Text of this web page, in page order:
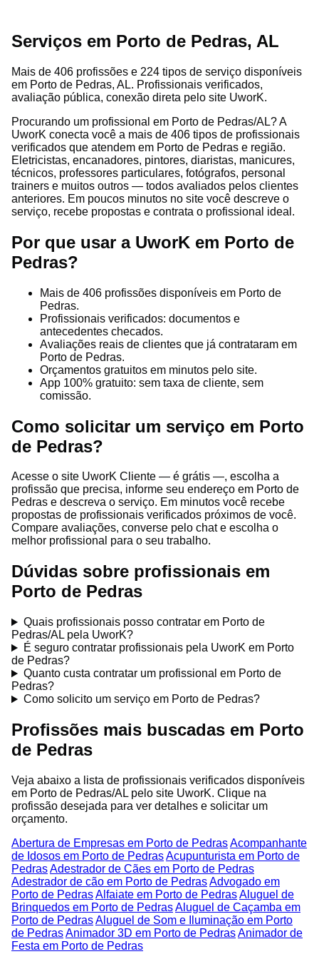
Serviços em Porto de Pedras, AL
Mais de 406 profissões e 224 tipos de serviço disponíveis
em Porto de Pedras, AL. Profissionais verificados,
avaliação pública, conexão direta pelo site UworK.
Procurando um profissional em Porto de Pedras/AL? A
UworK conecta você a mais de 406 tipos de profissionais
verificados que atendem em Porto de Pedras e região.
Eletricistas, encanadores, pintores, diaristas, manicures,
técnicos, professores particulares, fotógrafos, personal
trainers e muitos outros — todos avaliados pelos clientes
anteriores. Em poucos minutos no site você descreve o
serviço, recebe propostas e contrata o profissional ideal.
Por que usar a UworK em Porto de
Pedras?
Mais de 406 profissões disponíveis em Porto de
Pedras.
Profissionais verificados: documentos e
antecedentes checados.
Avaliações reais de clientes que já contrataram em
Porto de Pedras.
Orçamentos gratuitos em minutos pelo site.
App 100% gratuito: sem taxa de cliente, sem
comissão.
Como solicitar um serviço em Porto
de Pedras?
Acesse o site UworK Cliente — é grátis —, escolha a
profissão que precisa, informe seu endereço em Porto de
Pedras e descreva o serviço. Em minutos você recebe
propostas de profissionais verificados próximos de você.
Compare avaliações, converse pelo chat e escolha o
melhor profissional para o seu trabalho.
Dúvidas sobre profissionais em
Porto de Pedras
Quais profissionais posso contratar em Porto de
Pedras/AL pela UworK?
É seguro contratar profissionais pela UworK em Porto
de Pedras?
Quanto custa contratar um profissional em Porto de
Pedras?
Como solicito um serviço em Porto de Pedras?
Profissões mais buscadas em Porto
de Pedras
Veja abaixo a lista de profissionais verificados disponíveis
em Porto de Pedras/AL pelo site UworK. Clique na
profissão desejada para ver detalhes e solicitar um
orçamento.
Abertura de Empresas em Porto de PedrasAcompanhante
de Idosos em Porto de PedrasAcupunturista em Porto de
PedrasAdestrador de Cães em Porto de Pedras
Adestrador de cão em Porto de PedrasAdvogado em
Porto de PedrasAlfaiate em Porto de PedrasAluguel de
Brinquedos em Porto de PedrasAluguel de Caçamba em
Porto de PedrasAluguel de Som e Iluminação em Porto
de PedrasAnimador 3D em Porto de PedrasAnimador de
Festa em Porto de Pedras